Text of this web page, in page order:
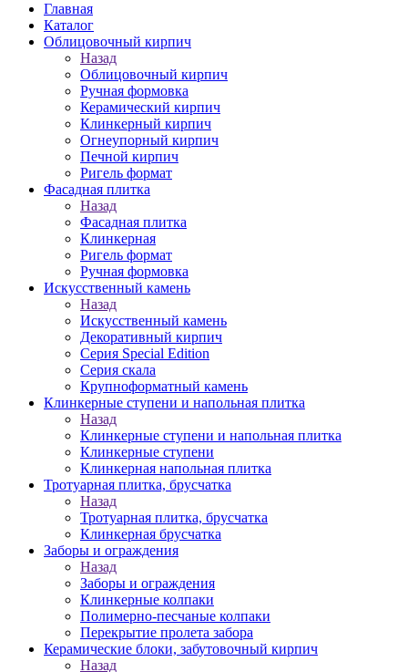
Главная
Каталог
Облицовочный кирпич
Назад
Облицовочный кирпич
Ручная формовка
Керамический кирпич
Клинкерный кирпич
Огнеупорный кирпич
Печной кирпич
Ригель формат
Фасадная плитка
Назад
Фасадная плитка
Клинкерная
Ригель формат
Ручная формовка
Искусственный камень
Назад
Искусственный камень
Декоративный кирпич
Серия Special Edition
Серия скала
Крупноформатный камень
Клинкерные ступени и напольная плитка
Назад
Клинкерные ступени и напольная плитка
Клинкерные ступени
Клинкерная напольная плитка
Тротуарная плитка, брусчатка
Назад
Тротуарная плитка, брусчатка
Клинкерная брусчатка
Заборы и ограждения
Назад
Заборы и ограждения
Клинкерные колпаки
Полимерно-песчаные колпаки
Перекрытие пролета забора
Керамические блоки, забутовочный кирпич
Назад